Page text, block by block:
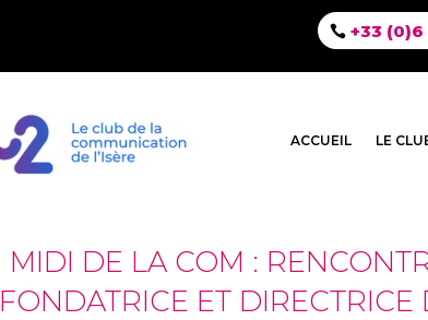
+33 (0)6
ACCUEIL LE
MIDI DE LA COM :
FONDATRICE ET